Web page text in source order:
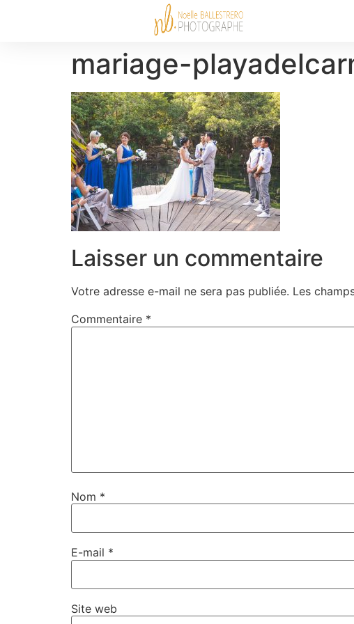
mariage-
Laisser un commentaire
Votre adresse e-mail ne sera pas publiée. Les
Commentaire *
Nom *
E-mail *
Site web